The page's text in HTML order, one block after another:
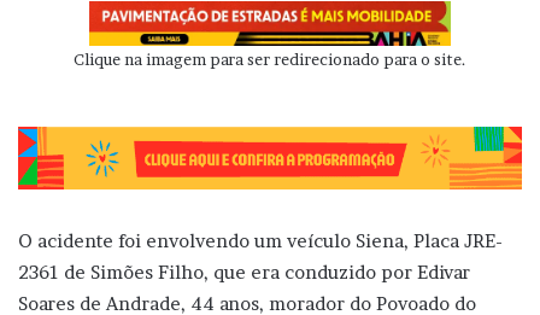
Clique na imagem para ser redirecionado para o site.
O acidente foi envolvendo um veículo Siena, Placa JRE-
2361 de Simões Filho, que era conduzido por Edivar
Soares de Andrade, 44 anos, morador do Povoado do